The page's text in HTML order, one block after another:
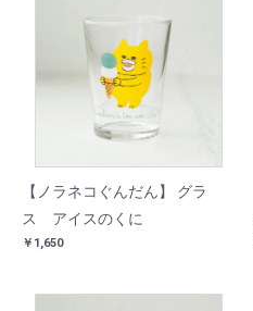
【ノラネコぐんだん】 グラ
ス アイスのくに
￥1,650